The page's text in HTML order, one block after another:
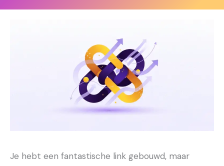
Je hebt een fantastische link gebouwd, maar